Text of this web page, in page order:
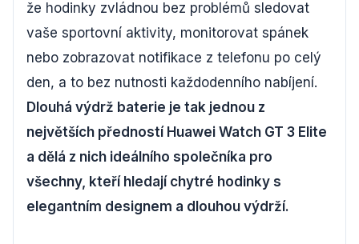
že hodinky zvládnou bez problémů sledovat
vaše sportovní aktivity, monitorovat spánek
nebo zobrazovat notifikace z telefonu po celý
den, a to bez nutnosti každodenního nabíjení.
Dlouhá výdrž baterie je tak jednou z
největších předností Huawei Watch GT 3 Elite
a dělá z nich ideálního společníka pro
všechny, kteří hledají chytré hodinky s
elegantním designem a dlouhou výdrží.